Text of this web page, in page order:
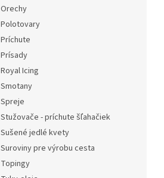
Orechy
Polotovary
Príchute
Prísady
Royal Icing
Smotany
Spreje
Stužovače - príchute šľahačiek
Sušené jedlé kvety
Suroviny pre výrobu cesta
Topingy